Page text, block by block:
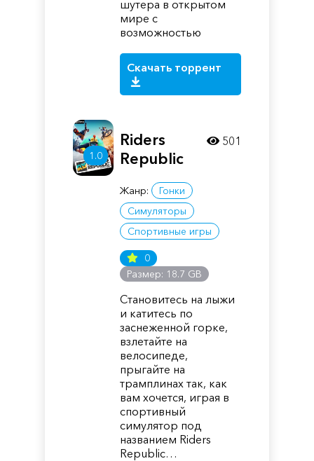
шутера в открытом
мире с
возможностью
Скачать торрент
1.0
Riders
Republic
Жанр:
Гонки
Симуляторы
Спортивные игры
0
Размер: 18.7 GB
Становитесь на лыжи
и катитесь по
заснеженной горке,
взлетайте на
велосипеде,
прыгайте на
трамплинах так, как
вам хочется, играя в
спортивный
симулятор под
названием Riders
Republic…
501